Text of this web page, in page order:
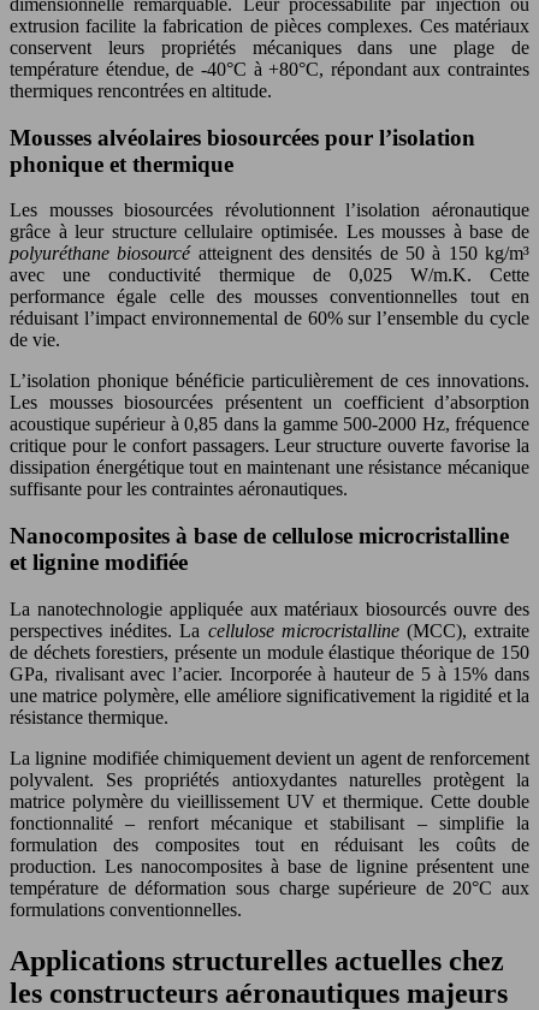
extrusion facilite la fabrication de pièces complexes. Ces matériaux
conservent leurs propriétés mécaniques dans une plage de
température étendue, de -40°C à +80°C, répondant aux contraintes
thermiques rencontrées en altitude.
Mousses alvéolaires biosourcées pour l’isolation
phonique et thermique
Les mousses biosourcées révolutionnent l’isolation aéronautique
grâce à leur structure cellulaire optimisée. Les mousses à base de
polyuréthane biosourcé atteignent des densités de 50 à 150 kg/m³
avec une conductivité thermique de 0,025 W/m.K. Cette
performance égale celle des mousses conventionnelles tout en
réduisant l’impact environnemental de 60% sur l’ensemble du cycle
de vie.
L’isolation phonique bénéficie particulièrement de ces innovations.
Les mousses biosourcées présentent un coefficient d’absorption
acoustique supérieur à 0,85 dans la gamme 500-2000 Hz, fréquence
critique pour le confort passagers. Leur structure ouverte favorise la
dissipation énergétique tout en maintenant une résistance mécanique
suffisante pour les contraintes aéronautiques.
Nanocomposites à base de cellulose microcristalline
et lignine modifiée
La nanotechnologie appliquée aux matériaux biosourcés ouvre des
perspectives inédites. La cellulose microcristalline (MCC), extraite
de déchets forestiers, présente un module élastique théorique de 150
GPa, rivalisant avec l’acier. Incorporée à hauteur de 5 à 15% dans
une matrice polymère, elle améliore significativement la rigidité et la
résistance thermique.
La lignine modifiée chimiquement devient un agent de renforcement
polyvalent. Ses propriétés antioxydantes naturelles protègent la
matrice polymère du vieillissement UV et thermique. Cette double
fonctionnalité – renfort mécanique et stabilisant – simplifie la
formulation des composites tout en réduisant les coûts de
production. Les nanocomposites à base de lignine présentent une
température de déformation sous charge supérieure de 20°C aux
formulations conventionnelles.
Applications structurelles actuelles chez
les constructeurs aéronautiques majeurs